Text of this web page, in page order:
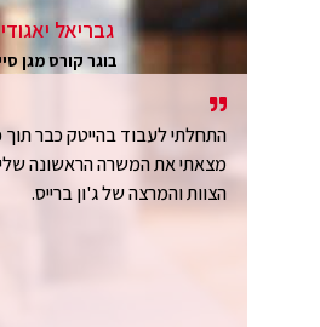
גבריאל
בוגר קורס מגן
התחלתי לעבוד בהייטק כבר תוך
מצאתי את המשרה הראשונה
הצוות והמרצה של ג'ון ברייס.